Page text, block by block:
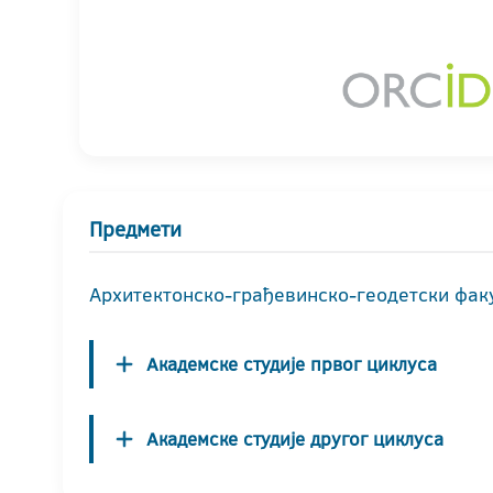
Предмети
Архитектонско-грађевинско-геодетски
Академске студије првог циклуса
Академске студије другог циклуса